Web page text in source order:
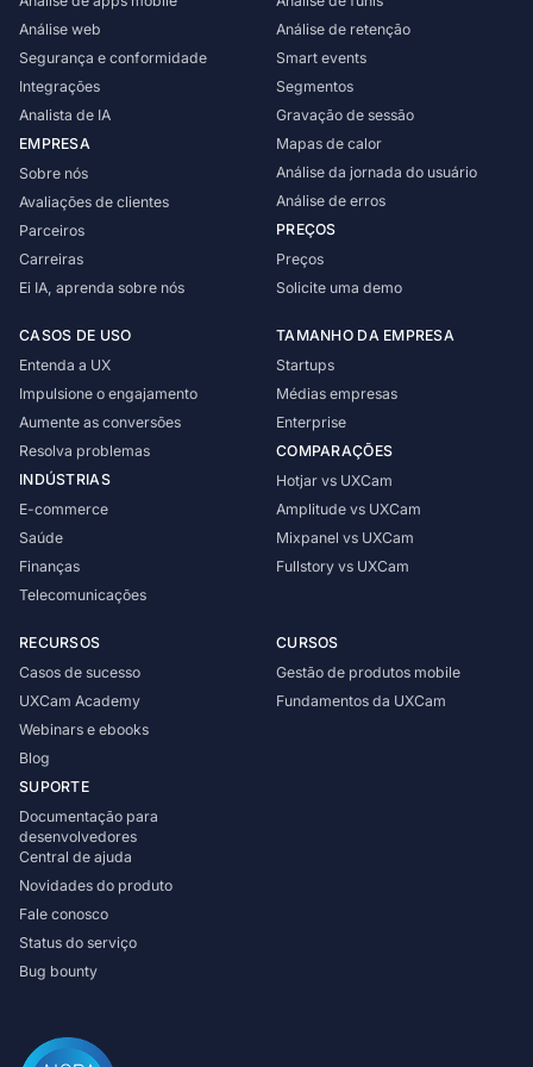
Conheça a Tara AI
Analista de IA para equipes de produto
ANÁLISE QUANTITATIVA
Dashboards
Funis
Análise de retenção
Smart events
Monitore seus eventos-chave
Segmentos
Reduza o tempo de resolução
E-commerce
Saúde
Finanças
Telecomunicações
Novidades do produto
Os recursos mais recentes
Perguntas frequentes
MELHORES PRÁTICAS
Casos de sucesso
Blog
Melhore suas habilidades com nossos cursos
Webinars e ebooks
MAIS
Parceiros
Casos de sucesso
Histórias inspiradoras de clientes reais
Comece grátis Solicite uma demo
Análise web
Segurança e conformidade
Integrações
Analista de IA
EMPRESA
Sobre nós
Avaliações de clientes
Parceiros
Carreiras
Ei IA, aprenda sobre nós
Análise de retenção
Smart events
Segmentos
Gravação de sessão
Mapas de calor
Análise da jornada do usuário
Análise de erros
PREÇOS
Preços
Solicite uma demo
CASOS DE USO
Entenda a UX
Impulsione o engajamento
Aumente as conversões
Resolva problemas
INDÚSTRIAS
E-commerce
Saúde
Finanças
Telecomunicações
TAMANHO DA EMPRESA
Startups
Médias empresas
Enterprise
COMPARAÇÕES
Hotjar vs UXCam
Amplitude vs UXCam
Mixpanel vs UXCam
Fullstory vs UXCam
RECURSOS
Casos de sucesso
UXCam Academy
Webinars e ebooks
Blog
SUPORTE
Documentação para
desenvolvedores
Central de ajuda
Novidades do produto
Fale conosco
Status do serviço
Bug bounty
CURSOS
Gestão de produtos mobile
Fundamentos da UXCam